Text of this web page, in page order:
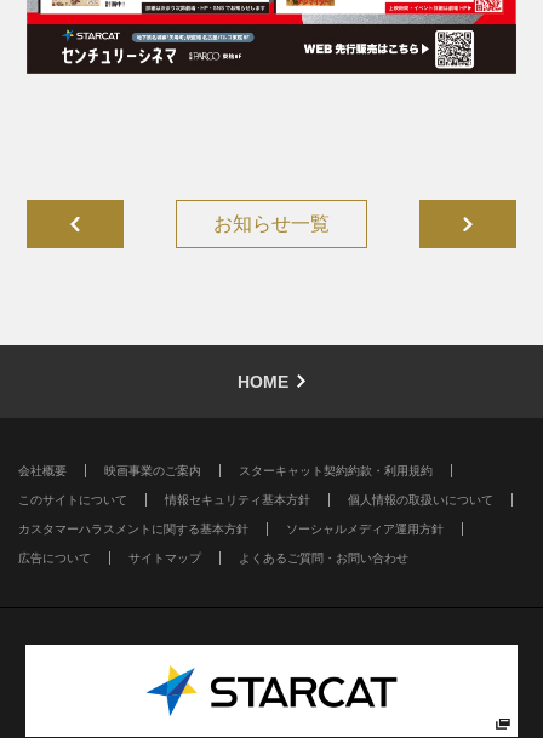
お知らせ一覧
HOME
会社概要 映画事業のご案内 スターキャット契約約款・利用規約
このサイトについて 情報セキュリティ基本方針 個人情報の取扱いについて
カスタマーハラスメントに関する基本方針 ソーシャルメディア運用方針
広告について サイトマップ よくあるご質問・お問い合わせ